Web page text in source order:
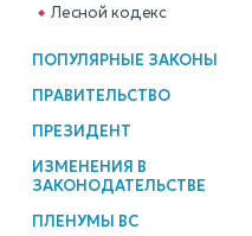
Лесной кодекс
ПОПУЛЯРНЫЕ ЗАКОНЫ
ПРАВИТЕЛЬСТВО
ПРЕЗИДЕНТ
ИЗМЕНЕНИЯ В
ЗАКОНОДАТЕЛЬСТВЕ
ПЛЕНУМЫ ВС